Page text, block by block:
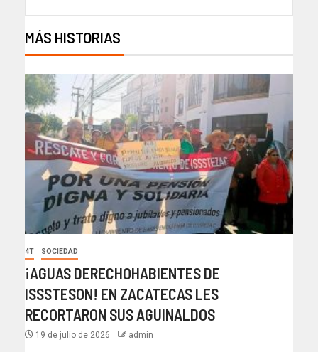
MÁS HISTORIAS
4T SOCIEDAD
¡AGUAS DERECHOHABIENTES DE
ISSSTESON! EN ZACATECAS LES
RECORTARON SUS AGUINALDOS
19 de julio de 2026 admin